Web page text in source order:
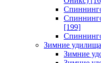
[199]
Зимние удилища
Зимние